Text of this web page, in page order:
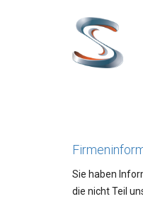
Sie haben
die nicht Teil